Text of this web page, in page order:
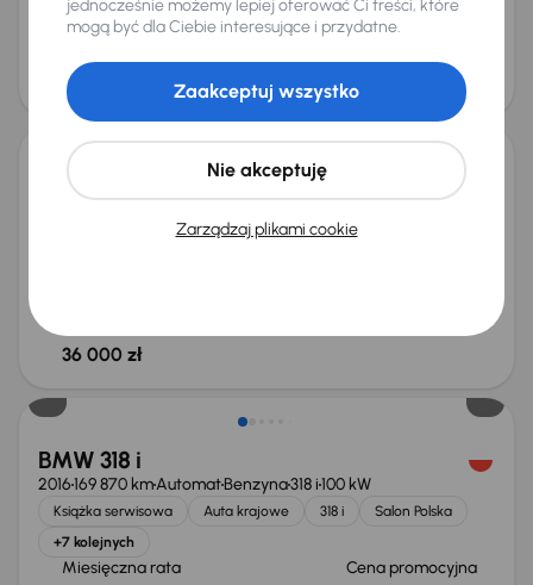
od 220 zł 35 000 zł
Cena
37 000 zł
BMW 320 i
Klimatronic Parktronic Podgrzewane siedzienia
36 000 zł
BMW 318 i
2016169 870 kmAutomatBenzyna318 i100 kW
Książka serwisowa Auta krajowe 318 i
Salon Polska
+7 kolejnych
Miesięczna rata Cena promocyjna
jednocześnie możemy lepiej oferować Ci treści, które
mogą być dla Ciebie interesujące i przydatne.
Zarządzaj plikami cookie
Nie akceptuję
Zaakceptuj wszystko